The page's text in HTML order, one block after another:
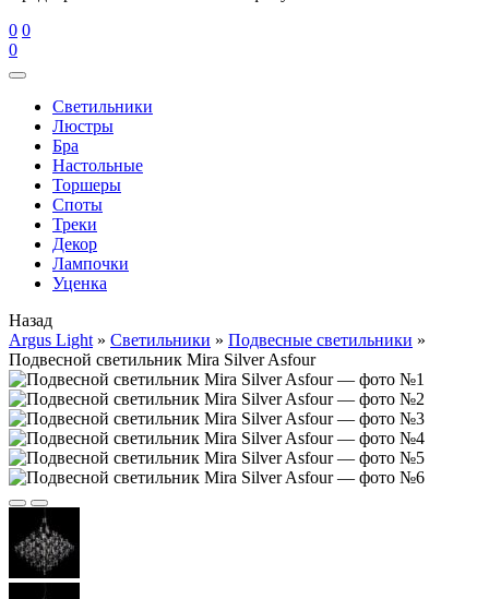
0 0
0
Cветильники
Люстры
Бра
Настольные
Торшеры
Споты
Треки
Декор
Лампочки
Уценка
Назад
Argus Light » Cветильники » Подвесные светильники »
Подвесной светильник Mira Silver Asfour